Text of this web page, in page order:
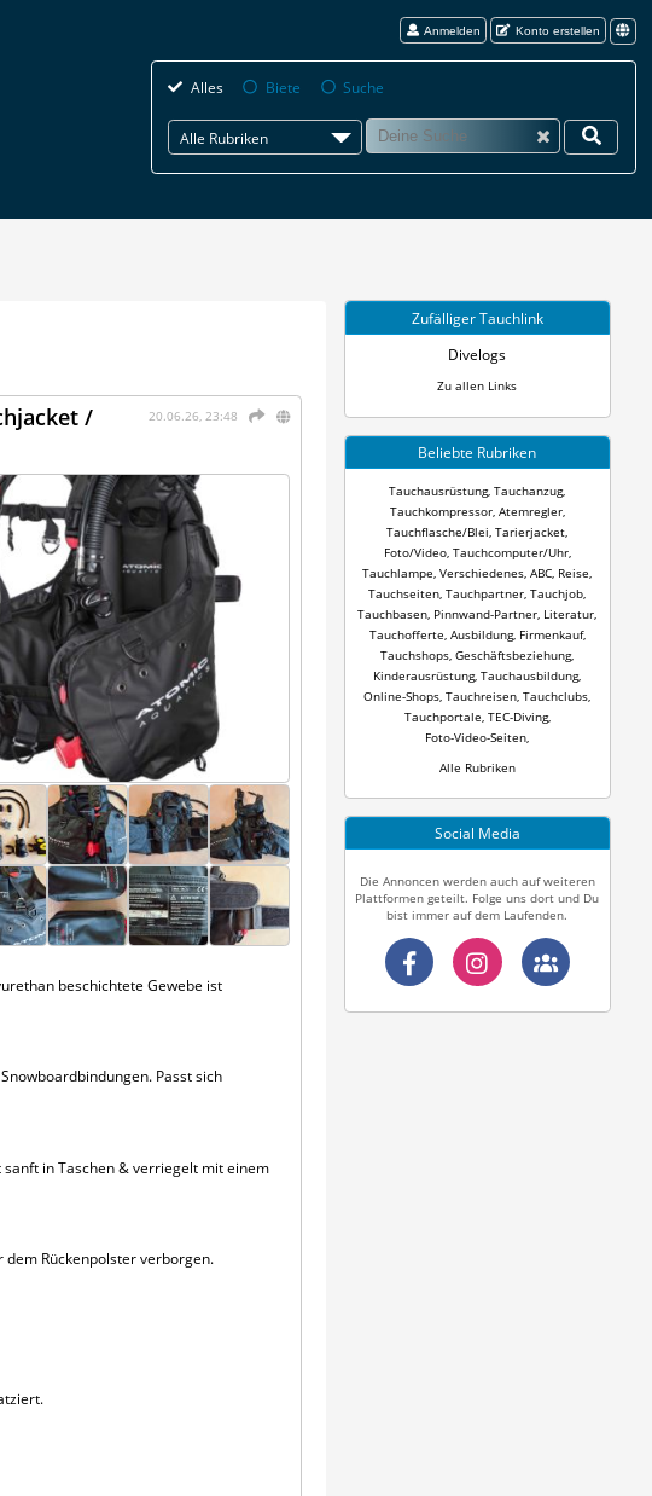
Anmelden Konto erstellen
Alles Biete Suche
Alle Rubriken
20.06.26, 23:48
/
beschichtete Gewebe ist
Passt sich
in Taschen & verriegelt mit einem
Rückenpolster verborgen.
Zufälliger Tauchlink
Divelogs
Zu allen Links
Beliebte Rubriken
Tauchausrüstung, Tauchanzug,
Tauchkompressor, Atemregler,
Tauchflasche/Blei Tarierjacket
Foto/Video, Tauchcomputer/Uhr,
Tauchlampe Verschiedenes ABC Reise
Tauchseiten Tauchpartner Tauchjob
Tauchbasen Pinnwand-Partner Literatur
Tauchofferte Ausbildung, Firmenkauf,
Tauchshops Geschäftsbeziehung,
Kinderausrüstung, Tauchausbildung,
Online-Shops Tauchreisen Tauchclubs
Tauchportale TEC-Diving,
Foto-Video-Seiten
Alle Rubriken
Social Media
Die Annoncen werden auch auf weiteren
Plattformen geteilt. Folge uns dort und Du
bist immer auf dem Laufenden.